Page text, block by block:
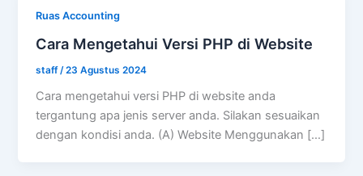
Ruas Accounting
Cara Mengetahui Versi PHP di Website
staff /23 Agustus 2024
Cara mengetahui versi PHP di website anda
tergantung apa jenis server anda. Silakan sesuaikan
dengan kondisi anda. (A) Website Menggunakan […]